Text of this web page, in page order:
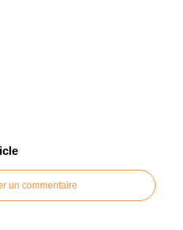
un commentaire